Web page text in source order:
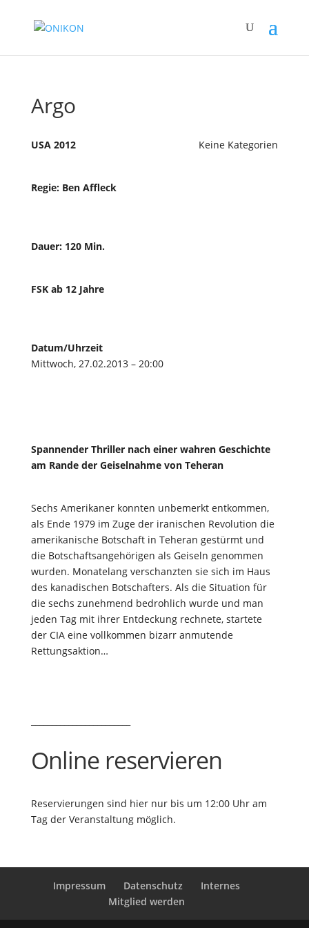
Argo
Keine Kategorien
USA 2012
Regie: Ben Affleck
Dauer: 120 Min.
FSK ab 12 Jahre
Datum/Uhrzeit
Mittwoch, 27.02.2013 – 20:00
Spannender Thriller nach einer wahren Geschichte
am Rande der Geiselnahme von Teheran
Sechs Amerikaner konnten unbemerkt entkommen,
als Ende 1979 im Zuge der iranischen Revolution die
amerikanische Botschaft in Teheran gestürmt und
die Botschaftsangehörigen als Geiseln genommen
wurden. Monatelang verschanzten sie sich im Haus
des kanadischen Botschafters. Als die Situation für
die sechs zunehmend bedrohlich wurde und man
jeden Tag mit ihrer Entdeckung rechnete, startete
der CIA eine vollkommen bizarr anmutende
Rettungsaktion…
Online reservieren
Reservierungen sind hier nur bis um 12:00 Uhr am
Tag der Veranstaltung möglich.
Impressum Datenschutz
Internes
Mitglied werden